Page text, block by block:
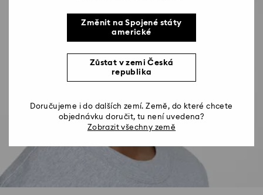
Změnit na Spojené státy
americké
Zůstat v zemi Česká
republika
Doručujeme i do dalších zemí. Země, do které chcete
objednávku doručit, tu není uvedena?
Zobrazit všechny země